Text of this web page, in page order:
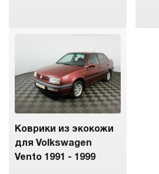
Коврики из экокожи
для Volkswagen
Vento 1991 - 1999